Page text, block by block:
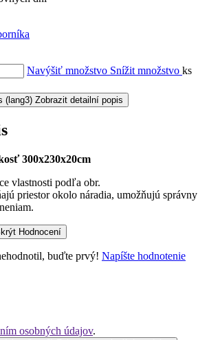
Navýšiť množstvo Snížit množstvo ks
(lang3) Zobrazit detailní popis
300x230x20cm
vlastnosti podľa obr.
priestor okolo náradia, umožňujú správny
Hodnocení
buďte prvý! Napíšte hodnotenie
osobných údajov.